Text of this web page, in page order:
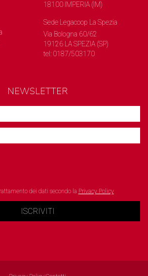
18100 IMPERIA (IM)
Sede Legacoop La Spezia
Via Bologna 60/62
19126 LA SPEZIA (SP)
tel: 0187/503170
NEWSLETTER
dei dati secondo la Privacy Policy
ISCRIVITI